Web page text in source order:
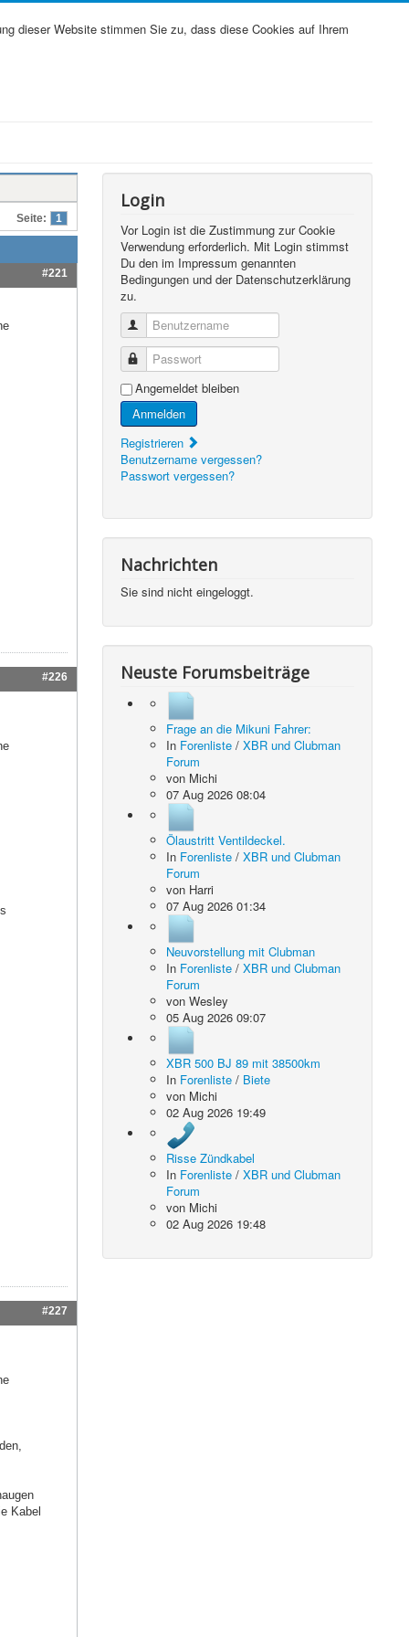
dieser Website stimmen Sie zu, dass diese Cookies auf Ihrem
Seite: 1
#221
#226
#227
Kabel
Login
Vor Login ist die Zustimmung zur Cookie
Verwendung erforderlich. Mit Login stimmst
Du den im Impressum genannten
Bedingungen und der Datenschutzerklärung
zu.
Benutzername
Passwort
Angemeldet bleiben
Anmelden
Registrieren
Benutzername vergessen?
Passwort vergessen?
Nachrichten
Sie sind nicht eingeloggt.
Neuste Forumsbeiträge
Frage an die Mikuni Fahrer:
In Forenliste /XBR und Clubman
Forum
von Michi
07 Aug 2026 08:04
Ölaustritt Ventildeckel.
In Forenliste /XBR und Clubman
Forum
von Harri
07 Aug 2026 01:34
Neuvorstellung mit Clubman
In Forenliste /XBR und Clubman
Forum
vonWesley
05 Aug 2026 09:07
XBR 500 BJ 89 mit 38500km
In Forenliste / Biete
von Michi
02 Aug 2026 19:49
Risse Zündkabel
In Forenliste /XBR und Clubman
Forum
von Michi
02 Aug 2026 19:48